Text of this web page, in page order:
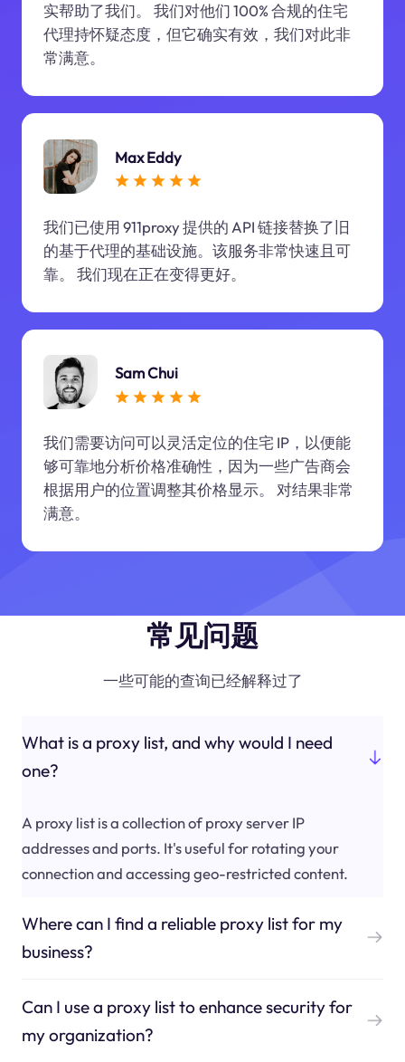
实帮助了我们。 我们对他们 100% 合规的住宅
代理持怀疑态度，但它确实有效，我们对此非
常满意。
Max Eddy
我们已使用 911proxy 提供的 API 链接替换了旧
的基于代理的基础设施。该服务非常快速且可
靠。 我们现在正在变得更好。
Sam Chui
我们需要访问可以灵活定位的住宅 IP，以便能
够可靠地分析价格准确性，因为一些广告商会
根据用户的位置调整其价格显示。 对结果非常
满意。
常见问题
一些可能的查询已经解释过了
What is a proxy list, and why would I need
one?
A proxy list is a collection of proxy server IP
addresses and ports. It's useful for rotating your
connection and accessing geo-restricted content.
Where can I find a reliable proxy list for my
business?
Can I use a proxy list to enhance security for
my organization?